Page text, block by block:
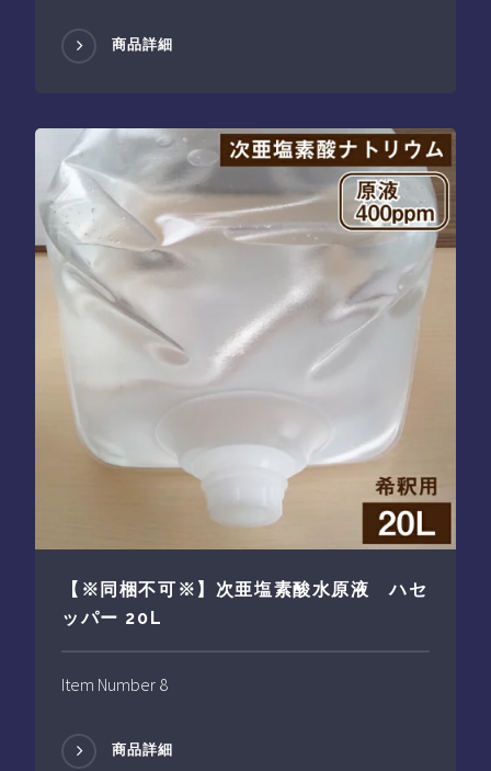
商品詳細
【※同梱不可※】次亜塩素酸水原液 ハセ
ッパー 20L
Item Number 8
商品詳細